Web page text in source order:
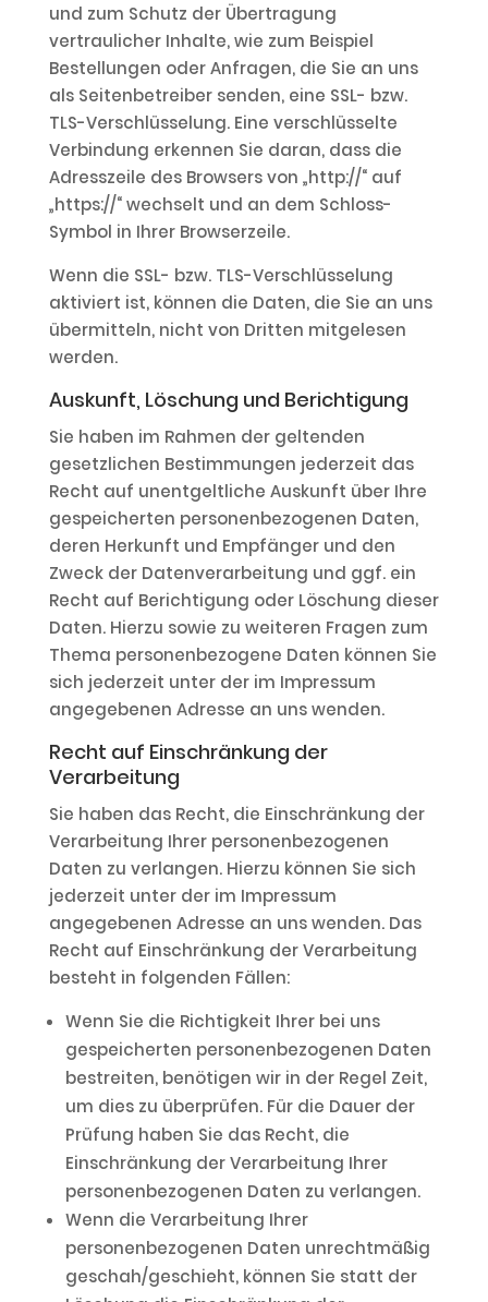
und zum Schutz der Übertragung
vertraulicher Inhalte, wie zum Beispiel
Bestellungen oder Anfragen, die Sie an uns
als Seitenbetreiber senden, eine SSL- bzw.
TLS-Verschlüsselung. Eine verschlüsselte
Verbindung erkennen Sie daran, dass die
Adresszeile des Browsers von „http://“ auf
„https://“ wechselt und an dem Schloss-
Symbol in Ihrer Browserzeile.
Wenn die SSL- bzw. TLS-Verschlüsselung
aktiviert ist, können die Daten, die Sie an uns
übermitteln, nicht von Dritten mitgelesen
werden.
Auskunft, Löschung und Berichtigung
Sie haben im Rahmen der geltenden
gesetzlichen Bestimmungen jederzeit das
Recht auf unentgeltliche Auskunft über Ihre
gespeicherten personenbezogenen Daten,
deren Herkunft und Empfänger und den
Zweck der Datenverarbeitung und ggf. ein
Recht auf Berichtigung oder Löschung dieser
Daten. Hierzu sowie zu weiteren Fragen zum
Thema personenbezogene Daten können Sie
sich jederzeit unter der im Impressum
angegebenen Adresse an uns wenden.
Recht auf Einschränkung der
Verarbeitung
Sie haben das Recht, die Einschränkung der
Verarbeitung Ihrer personenbezogenen
Daten zu verlangen. Hierzu können Sie sich
jederzeit unter der im Impressum
angegebenen Adresse an uns wenden. Das
Recht auf Einschränkung der Verarbeitung
besteht in folgenden Fällen:
Wenn Sie die Richtigkeit Ihrer bei uns
gespeicherten personenbezogenen Daten
bestreiten, benötigen wir in der Regel Zeit,
um dies zu überprüfen. Für die Dauer der
Prüfung haben Sie das Recht, die
Einschränkung der Verarbeitung Ihrer
personenbezogenen Daten zu verlangen.
Wenn die Verarbeitung Ihrer
personenbezogenen Daten unrechtmäßig
geschah/geschieht, können Sie statt der